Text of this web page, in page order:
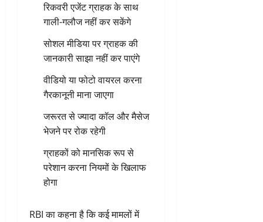
रिकवरी एजेंट ग्राहक के साथ
गाली-गलौज नहीं कर सकेंगे
सोशल मीडिया पर ग्राहक की
जानकारी साझा नहीं कर पाएंगे
वीडियो या फोटो वायरल करना
गैरकानूनी माना जाएगा
जरूरत से ज्यादा कॉल और मैसेज
भेजने पर रोक रहेगी
ग्राहकों को मानसिक रूप से
परेशान करना नियमों के खिलाफ
होगा
RBI का कहना है कि कई मामलों में